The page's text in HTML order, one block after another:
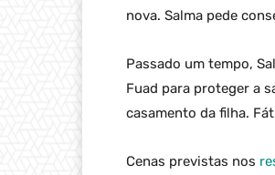
nova. Salma pede
Passado um tempo,
Fuad para proteger a
casamento da filha.
Cenas previstas nos